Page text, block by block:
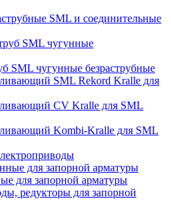
SML и соединительные
SML чугунные безраструбные
SML Rekord Kralle для
CV Kralle для SML
Kombi-Kralle для SML
для запорной арматуры